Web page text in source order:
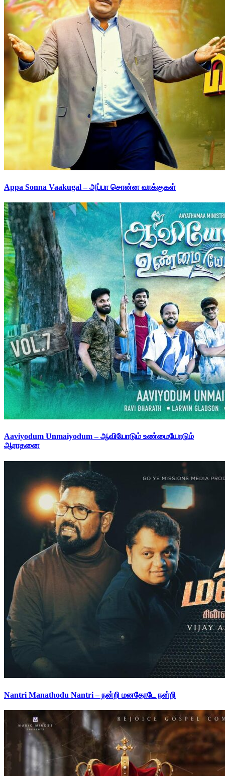
Appa Sonna Vaakugal – அப்பா சொன்ன வாக்குகள்
Aaviyodum Unmaiyodum – ஆவியோடும் உண்மையோடும்
ஆராதனை
Nantri Manathodu Nantri – நன்றி மனதோடே நன்றி